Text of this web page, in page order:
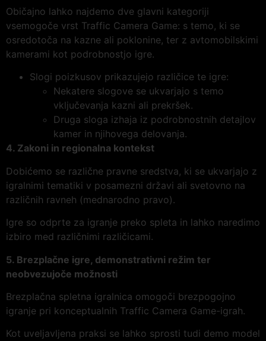
Običajno lahko najdemo dve glavni kategoriji
vsemogoče vrst Traffic Camera Game: s temo, ki se
osredotoča na kazne ali poklonine, ter z avtomobilskimi
kamerami kot podrobnostjo igre.
Slogi poizkusov prikazujejo različice te igre:
Nekatere slogove se ukvarjajo s temo
vključevanja kazni ali prekršek.
Druga sloga izhaja iz podrobnostnih detajlov
kamer in njihovega delovanja.
4. Zakoni in regionalna kontekst
Dobićemo se različne pravne sredstva, ki se ukvarjajo z
igralnimi tematiki v posamezni državi ali svetovno na
različnih ravneh (mednarodno pravo).
Igre so odprte za igranje preko spleta in lahko naredimo
izbiro med različnimi različicami.
5. Brezplačne igre, demonstrativni režim ter
neobvezujoče možnosti
Brezplačna spletna igralnica omogoči brezpogojno
igranje pri konceptualnih Traffic Camera Game-igrah.
Kot uveljavljena praksi se lahko sprosti tudi demo model